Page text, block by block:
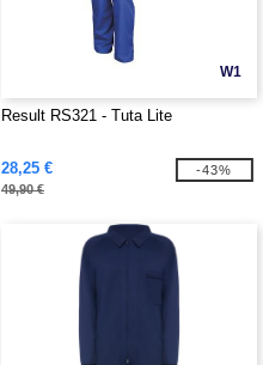
W1
Result RS321 - Tuta Lite
28,25 €
49,90 €
-43%